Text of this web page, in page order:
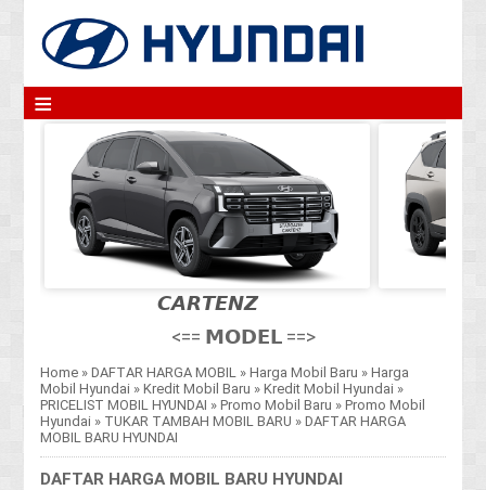
≡
𝘾𝘼𝙍𝙏𝙀𝙉𝙕
<== 𝗠𝗢𝗗𝗘𝗟 ==>
Home »DAFTAR HARGA MOBIL »Harga Mobil Baru »Harga
Mobil Hyundai »Kredit Mobil Baru »Kredit Mobil Hyundai »
PRICELIST MOBIL HYUNDAI »Promo Mobil Baru »Promo Mobil
Hyundai » TUKAR TAMBAH MOBIL BARU »DAFTAR HARGA
MOBIL BARU HYUNDAI
DAFTAR HARGA MOBIL BARU HYUNDAI